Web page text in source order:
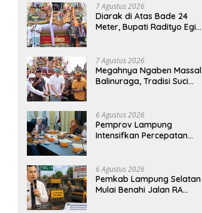
7 Agustus 2026
Diarak di Atas Bade 24
Meter, Bupati Radityo Egi
‘Penglipuran’ Kedua pada
2027
7 Agustus 2026
Megahnya Ngaben Massal
Balinuraga, Tradisi Suci
dan Merekatkan Ikatan
Keluarga
6 Agustus 2026
Pemprov Lampung
Intensifkan Percepatan
Tanggamus
6 Agustus 2026
Pemkab Lampung Selatan
Mulai Benahi Jalan RA